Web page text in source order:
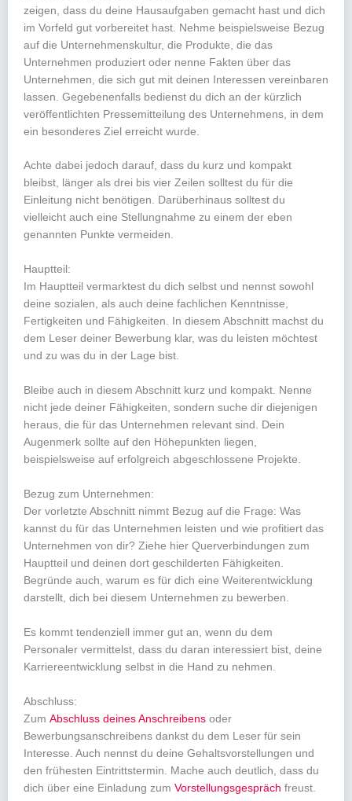
zeigen, dass du deine Hausaufgaben gemacht hast und dich
im Vorfeld gut vorbereitet hast. Nehme beispielsweise Bezug
auf die Unternehmenskultur, die Produkte, die das
Unternehmen produziert oder nenne Fakten über das
Unternehmen, die sich gut mit deinen Interessen vereinbaren
lassen. Gegebenenfalls bedienst du dich an der kürzlich
veröffentlichten Pressemitteilung des Unternehmens, in dem
ein besonderes Ziel erreicht wurde.
Achte dabei jedoch darauf, dass du kurz und kompakt
bleibst, länger als drei bis vier Zeilen solltest du für die
Einleitung nicht benötigen. Darüberhinaus solltest du
vielleicht auch eine Stellungnahme zu einem der eben
genannten Punkte vermeiden.
Hauptteil:
Im Hauptteil vermarktest du dich selbst und nennst sowohl
deine sozialen, als auch deine fachlichen Kenntnisse,
Fertigkeiten und Fähigkeiten. In diesem Abschnitt machst du
dem Leser deiner Bewerbung klar, was du leisten möchtest
und zu was du in der Lage bist.
Bleibe auch in diesem Abschnitt kurz und kompakt. Nenne
nicht jede deiner Fähigkeiten, sondern suche dir diejenigen
heraus, die für das Unternehmen relevant sind. Dein
Augenmerk sollte auf den Höhepunkten liegen,
beispielsweise auf erfolgreich abgeschlossene Projekte.
Bezug zum Unternehmen:
Der vorletzte Abschnitt nimmt Bezug auf die Frage: Was
kannst du für das Unternehmen leisten und wie profitiert das
Unternehmen von dir? Ziehe hier Querverbindungen zum
Hauptteil und deinen dort geschilderten Fähigkeiten.
Begründe auch, warum es für dich eine Weiterentwicklung
darstellt, dich bei diesem Unternehmen zu bewerben.
Es kommt tendenziell immer gut an, wenn du dem
Personaler vermittelst, dass du daran interessiert bist, deine
Karriereentwicklung selbst in die Hand zu nehmen.
Abschluss:
Zum Abschluss deines Anschreibens oder
Bewerbungsanschreibens dankst du dem Leser für sein
Interesse. Auch nennst du deine Gehaltsvorstellungen und
den frühesten Eintrittstermin. Mache auch deutlich, dass du
dich über eine Einladung zum Vorstellungsgespräch freust.